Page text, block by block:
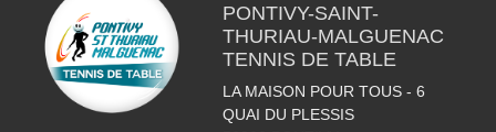
PONTIVY-SAINT-
THURIAU-MALGUENAC
TENNIS DE TABLE
LA MAISON POUR TOUS - 6
QUAI DU PLESSIS